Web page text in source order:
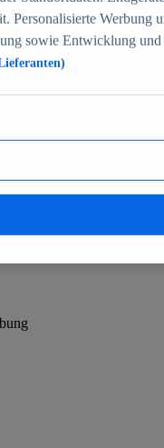
70+
Personalisierte Werbung
sowie Entwicklung